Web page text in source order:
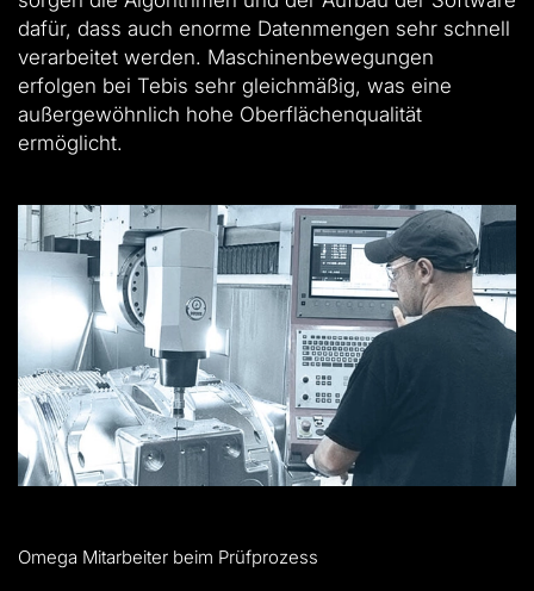
dafür, dass auch enorme Datenmengen sehr schnell
verarbeitet werden. Maschinenbewegungen
erfolgen bei Tebis sehr gleichmäßig, was eine
außergewöhnlich hohe Oberflächenqualität
ermöglicht.
Omega Mitarbeiter beim Prüfprozess